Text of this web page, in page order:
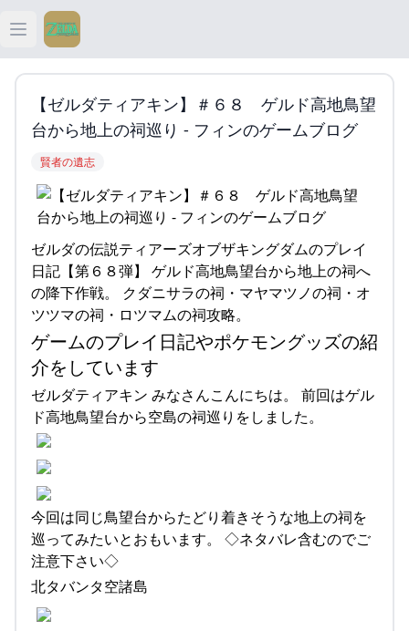
Open main menu
ティアキン
ティアキン 祠
ティアキン 攻略
【ゼルダティアキン】＃６８ ゲルド高地鳥望
台から地上の祠巡り - フィンのゲームブログ
賢者の遺志
ゼルダの伝説ティアーズオブザキングダムのプレイ
日記【第６８弾】 ゲルド高地鳥望台から地上の祠へ
の降下作戦。 クダニサラの祠・マヤマツノの祠・オ
ツツマの祠・ロツマムの祠攻略。
ゲームのプレイ日記やポケモングッズの紹
介をしています
ゼルダティアキン みなさんこんにちは。 前回はゲル
ド高地鳥望台から空島の祠巡りをしました。
今回は同じ鳥望台からたどり着きそうな地上の祠を
巡ってみたいとおもいます。 ◇ネタバレ含むのでご
注意下さい◇
北タバンタ空諸島